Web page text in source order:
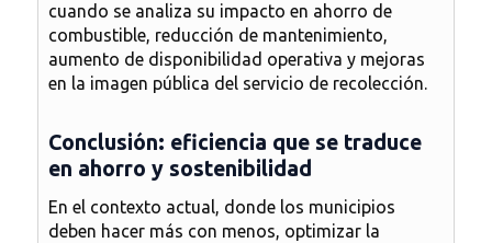
cuando se analiza su impacto en ahorro de
combustible, reducción de mantenimiento,
aumento de disponibilidad operativa y mejoras
en la imagen pública del servicio de recolección.
Conclusión: eficiencia que se traduce
en ahorro y sostenibilidad
En el contexto actual, donde los municipios
deben hacer más con menos, optimizar la